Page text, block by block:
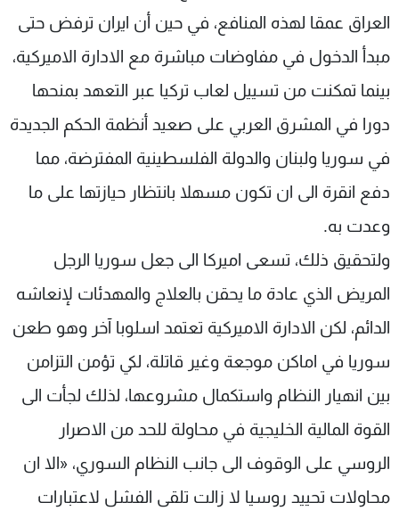
العراق عمقا لهذه المنافع، في حين أن ايران ترفض حتى
مبدأ الدخول في مفاوضات مباشرة مع الادارة الاميركية،
بينما تمكنت من تسييل لعاب تركيا عبر التعهد بمنحها
دورا في المشرق العربي على صعيد أنظمة الحكم الجديدة
في سوريا ولبنان والدولة الفلسطينية المفترضة، مما
دفع انقرة الى ان تكون مسهلا بانتظار حيازتها على ما
وعدت به.
ولتحقيق ذلك، تسعى اميركا الى جعل سوريا الرجل
المريض الذي عادة ما يحقن بالعلاج والمهدئات لإنعاشه
الدائم، لكن الادارة الاميركية تعتمد اسلوبا آخر وهو طعن
سوريا في اماكن موجعة وغير قاتلة، لكي تؤمن التزامن
بين انهيار النظام واستكمال مشروعها، لذلك لجأت الى
القوة المالية الخليجية في محاولة للحد من الاصرار
الروسي على الوقوف الى جانب النظام السوري، «الا ان
محاولات تحييد روسيا لا زالت تلقى الفشل لاعتبارات